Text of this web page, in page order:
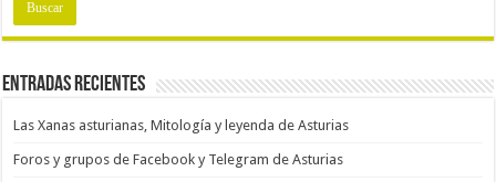
Entradas recientes
Las Xanas asturianas, Mitología y leyenda de Asturias
Foros y grupos de Facebook y Telegram de Asturias